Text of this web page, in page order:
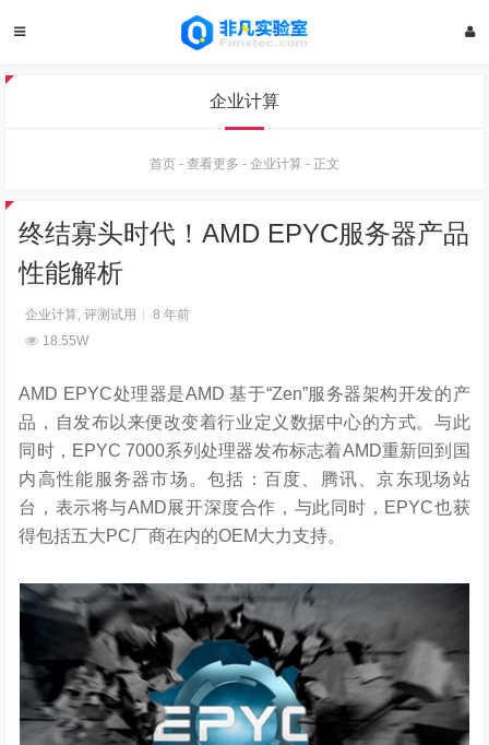
企业计算
首页 - 查看更多 - 企业计算 - 正文
终结寡头时代！AMD EPYC服务器产品
性能解析
企业计算,评测试用
8 年前
18.55W
AMD EPYC处理器是AMD 基于“Zen”服务器架构开发的产
品，自发布以来便改变着行业定义数据中心的方式。与此
同时，EPYC 7000系列处理器发布标志着AMD重新回到国
内高性能服务器市场。包括：百度、腾讯、京东现场站
台，表示将与AMD展开深度合作，与此同时，EPYC也获
得包括五大PC厂商在内的OEM大力支持。